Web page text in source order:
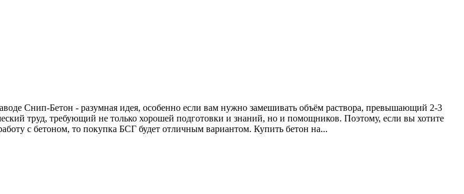
Снип-Бетон - разумная идея, особенно если вам нужно замешивать объём раствора, превышающий 2-3
труд, требующий не только хорошей подготовки и знаний, но и помощников. Поэтому, если вы хотите
с бетоном, то покупка БСГ будет отличным вариантом. Купить бетон на...